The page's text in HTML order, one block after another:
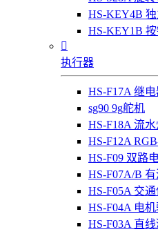
HS-KEY4B
HS-KEY1B

执行器
HS-F17A 继
sg90 9g舵机
HS-F18A 流
HS-F12A
HS-F09 双路
HS-F07A/B
HS-F05A 交
HS-F04A 电
HS-F03A 直